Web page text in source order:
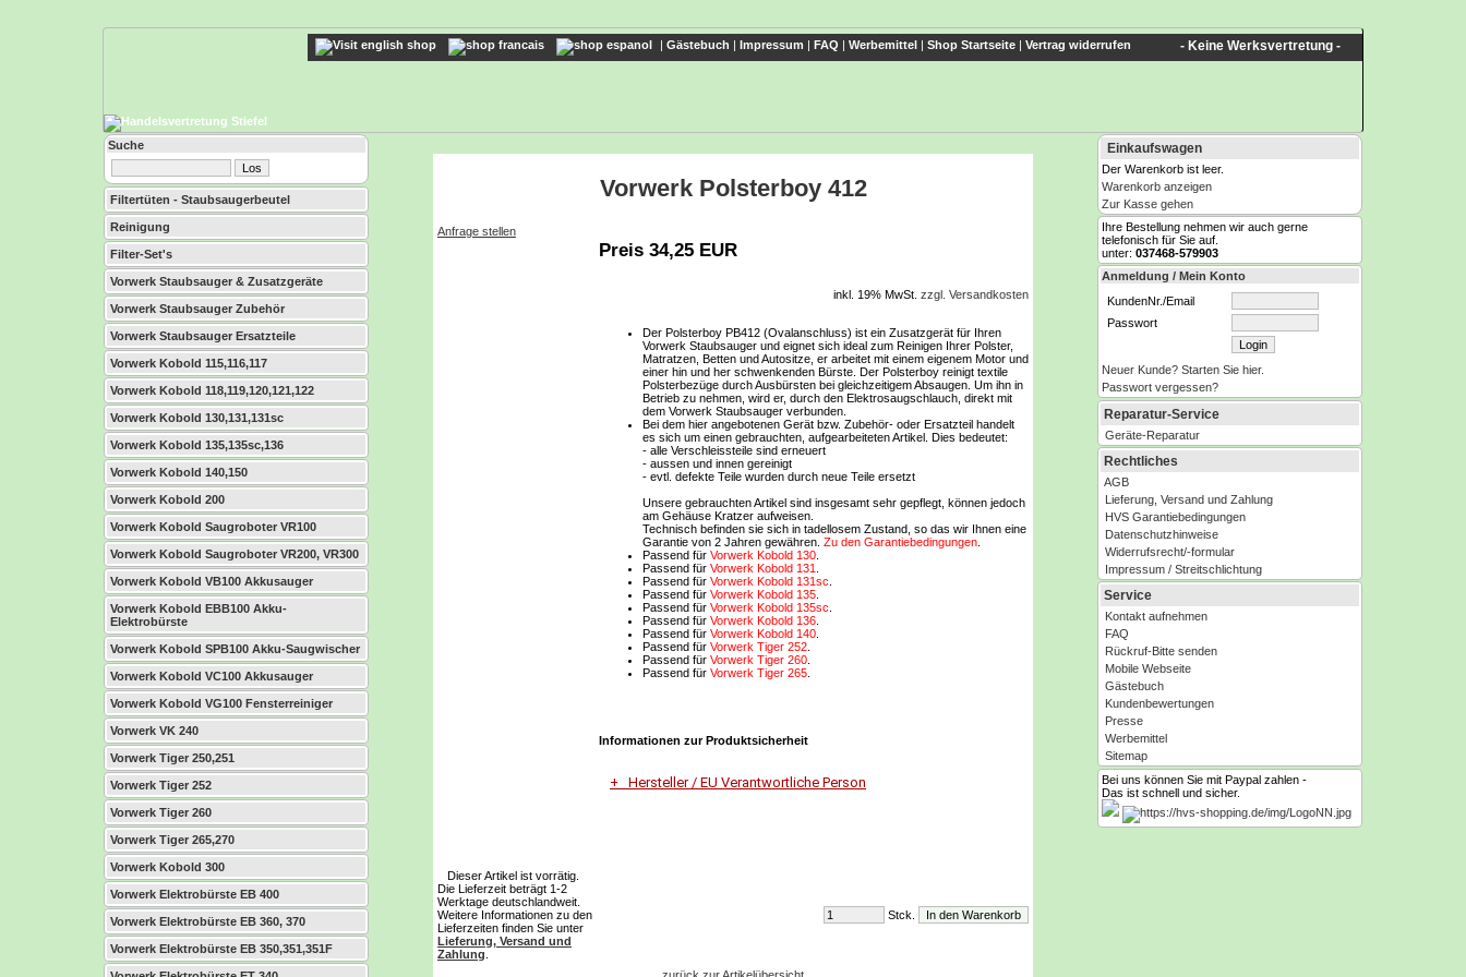
- Keine Werksvertretung -
| Gästebuch | Impressum | FAQ | Werbemittel | Shop Startseite | Vertrag widerrufen
Suche
Filtertüten - Staubsaugerbeutel
Reinigung
Filter-Set's
Vorwerk Staubsauger & Zusatzgeräte
Vorwerk Staubsauger Zubehör
Vorwerk Staubsauger Ersatzteile
Vorwerk Kobold 115,116,117
Vorwerk Kobold 118,119,120,121,122
Vorwerk Kobold 130,131,131sc
Vorwerk Kobold 135,135sc,136
Vorwerk Kobold 140,150
Vorwerk Kobold 200
Vorwerk Kobold Saugroboter VR100
Vorwerk Kobold Saugroboter VR200, VR300
Vorwerk Kobold VB100 Akkusauger
Vorwerk Kobold EBB100 Akku-
Elektrobürste
Vorwerk Kobold SPB100 Akku-Saugwischer
Vorwerk Kobold VC100 Akkusauger
Vorwerk Kobold VG100 Fensterreiniger
Vorwerk VK 240
Vorwerk Tiger 250,251
Vorwerk Tiger 252
Vorwerk Tiger 260
Vorwerk Tiger 265,270
Vorwerk Kobold 300
Vorwerk Elektrobürste EB 400
Vorwerk Elektrobürste EB 360, 370
Vorwerk Elektrobürste EB 350,351,351F
Vorwerk Polsterboy 412
Anfrage stellen
Preis 34,25 EUR
inkl. 19% MwSt. zzgl. Versandkosten
Der Polsterboy PB412 (Ovalanschluss) ist ein Zusatzgerät für Ihren
Vorwerk Staubsauger und eignet sich ideal zum Reinigen Ihrer Polster,
Matratzen, Betten und Autositze, er arbeitet mit einem eigenem Motor und
einer hin und her schwenkenden Bürste. Der Polsterboy reinigt textile
Polsterbezüge durch Ausbürsten bei gleichzeitigem Absaugen. Um ihn in
Betrieb zu nehmen, wird er, durch den Elektrosaugschlauch, direkt mit
dem Vorwerk Staubsauger verbunden.
Bei dem hier angebotenen Gerät bzw. Zubehör- oder Ersatzteil handelt
es sich um einen gebrauchten, aufgearbeiteten Artikel. Dies bedeutet:
- alle Verschleissteile sind erneuert
- aussen und innen gereinigt
- evtl. defekte Teile wurden durch neue Teile ersetzt
Unsere gebrauchten Artikel sind insgesamt sehr gepflegt, können jedoch
am Gehäuse Kratzer aufweisen.
Technisch befinden sie sich in tadellosem Zustand, so das wir Ihnen eine
Garantie von 2 Jahren gewähren. Zu den Garantiebedingungen
Passend für Vorwerk Kobold 130
Passend für Vorwerk Kobold 131
Passend für Vorwerk Kobold 131sc
Passend für Vorwerk Kobold 135
Passend für Vorwerk Kobold 135sc
Passend für Vorwerk Kobold 136
Passend für Vorwerk Kobold 140
Passend für Vorwerk Tiger 252
Passend für Vorwerk Tiger 260
Passend für Vorwerk Tiger 265
Informationen zur Produktsicherheit
Hersteller / EU Verantwortliche Person
Dieser Artikel ist vorrätig.
Die Lieferzeit beträgt 1-2
Werktage deutschlandweit.
Weitere Informationen zu den
Lieferzeiten finden Sie unter
Lieferung, Versand und
Zahlung
Stck.
Einkaufswagen
Der Warenkorb ist leer.
Warenkorb anzeigen
Zur Kasse gehen
Ihre Bestellung nehmen wir auch gerne
telefonisch für Sie auf.
unter: 037468-579903
Anmeldung / Mein Konto
KundenNr./Email
Passwort
Neuer Kunde? Starten Sie hier.
Passwort vergessen?
Reparatur-Service
Geräte-Reparatur
Rechtliches
AGB
Lieferung, Versand und Zahlung
HVS Garantiebedingungen
Datenschutzhinweise
Widerrufsrecht/-formular
Impressum / Streitschlichtung
Service
Kontakt aufnehmen
FAQ
Rückruf-Bitte senden
Mobile Webseite
Gästebuch
Kundenbewertungen
Presse
Werbemittel
Sitemap
Bei uns können Sie mit Paypal zahlen -
Das ist schnell und sicher.